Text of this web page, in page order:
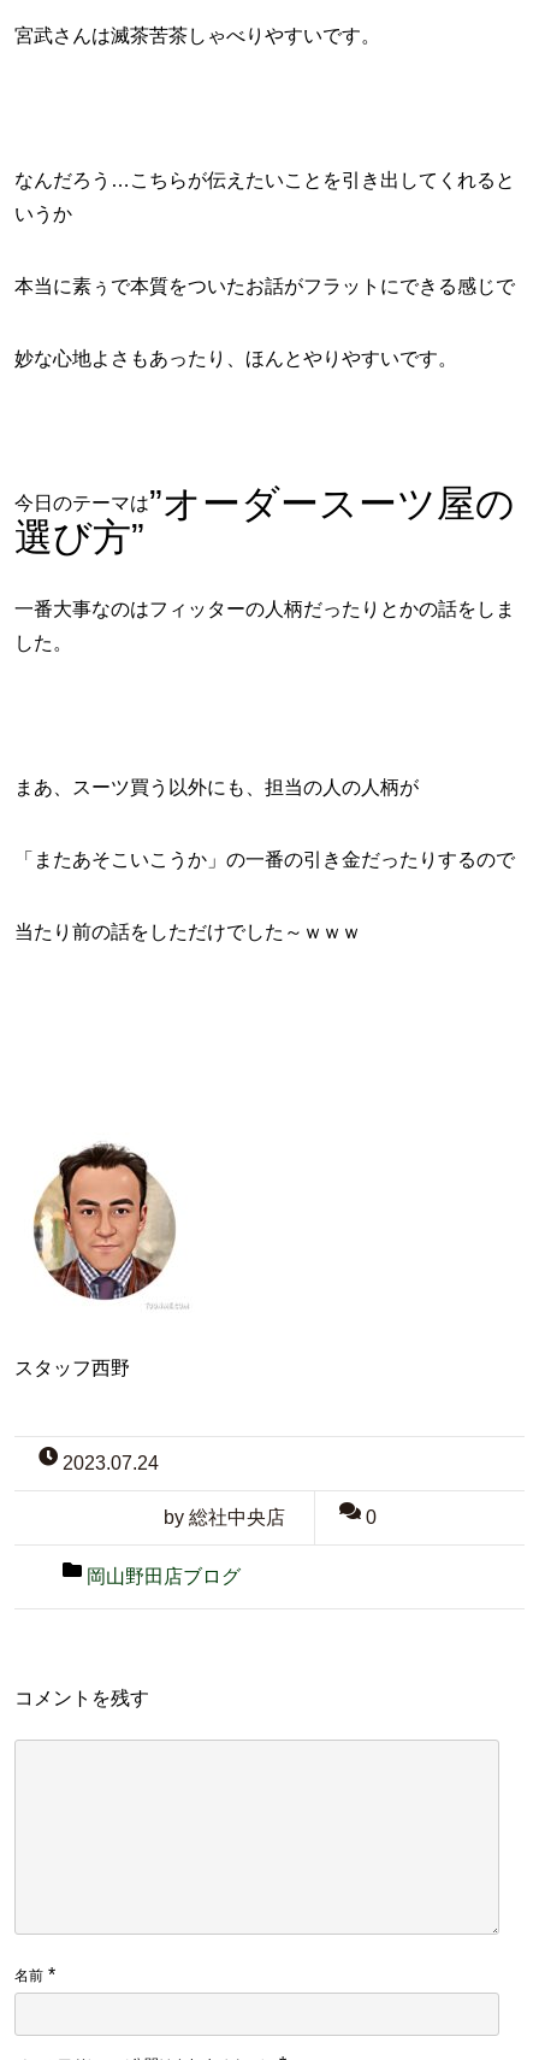
宮武さんは滅茶苦茶しゃべりやすいです。
なんだろう…こちらが伝えたいことを引き出してくれると
いうか
本当に素ぅで本質をついたお話がフラットにできる感じで
妙な心地よさもあったり、ほんとやりやすいです。
今日のテーマは”オーダースーツ屋の
選び方”
一番大事なのはフィッターの人柄だったりとかの話をしま
した。
まあ、スーツ買う以外にも、担当の人の人柄が
「またあそこいこうか」の一番の引き金だったりするので
当たり前の話をしただけでした～ｗｗｗ
スタッフ西野
2023.07.24
by 総社中央店 0
岡山野田店ブログ
コメントを残す
名前 *